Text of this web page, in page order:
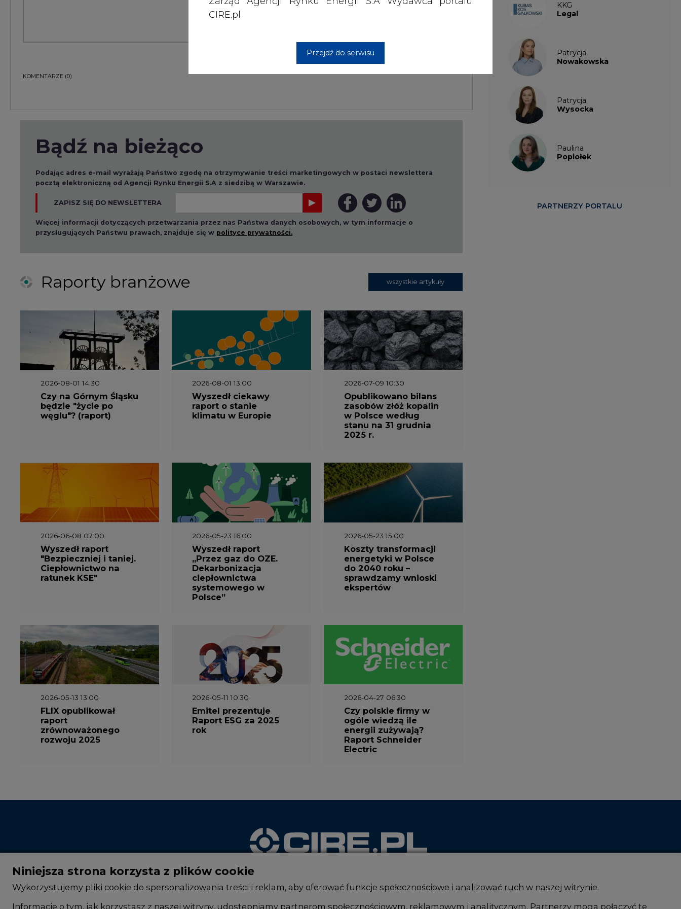
CIRE.pl
Przejdź do serwisu
Przesłanie komentarza oznacza akceptację zasad korzystania
KOMENTARZE (0)
Bądź na bieżąco
Podając adres e-mail wyrażają Państwo zgodę na otrzymywanie treści marketingowych w postaci newslettera
pocztą elektroniczną od Agencji Rynku Energii S.A z siedzibą w Warszawie.
ZAPISZ SIĘ DO NEWSLETTERA
Więcej informacji dotyczących przetwarzania przez nas Państwa danych osobowych, w tym informacje o
przysługujących Państwu prawach, znajduje się w polityce prywatności.
Raporty branżowe wszystkie artykuły
2026-08-01 14:30
Czy na Górnym Śląsku
będzie "życie po
węglu"? (raport)
2026-08-01 13:00
Wyszedł ciekawy
raport o stanie
klimatu w Europie
2026-07-09 10:30
Opublikowano bilans
zasobów złóż kopalin
w Polsce według
stanu na 31 grudnia
2025 r.
2026-06-08 07:00
Wyszedł raport
"Bezpieczniej i taniej.
Ciepłownictwo na
ratunek KSE"
2026-05-23 16:00
Wyszedł raport
„Przez gaz do OZE.
Dekarbonizacja
ciepłownictwa
systemowego w
Polsce”
2026-05-23 15:00
Koszty transformacji
energetyki w Polsce
do 2040 roku –
sprawdzamy wnioski
ekspertów
2026-05-13 13:00
FLIX opublikował
raport
zrównoważonego
rozwoju 2025
2026-05-11 10:30
Emitel prezentuje
Raport ESG za 2025
rok
2026-04-27 06:30
Czy polskie firmy w
ogóle wiedzą ile
energii zużywają?
Raport Schneider
Electric
KKG
Legal
Patrycja
Nowakowska
Patrycja
Wysocka
Paulina
Popiołek
PARTNERZY PORTALU
Niniejsza strona korzysta z plików cookie
Wykorzystujemy pliki cookie do spersonalizowania treści i reklam, aby oferować funkcje społecznościowe i analizować ruch w naszej witrynie.
Informacje o tym, jak korzystasz z naszej witryny, udostępniamy partnerom społecznościowym, reklamowym i analitycznym. Partnerzy mogą połączyć te